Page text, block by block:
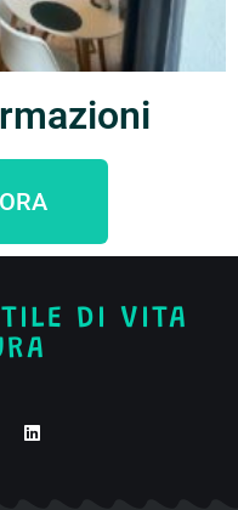
DI VITA